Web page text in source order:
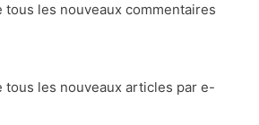
tous les nouveaux commentaires
tous les nouveaux articles par e-